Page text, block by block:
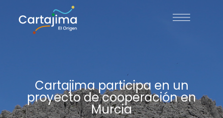
Cartajima participa en un
proyecto de cooperación en
Murcia